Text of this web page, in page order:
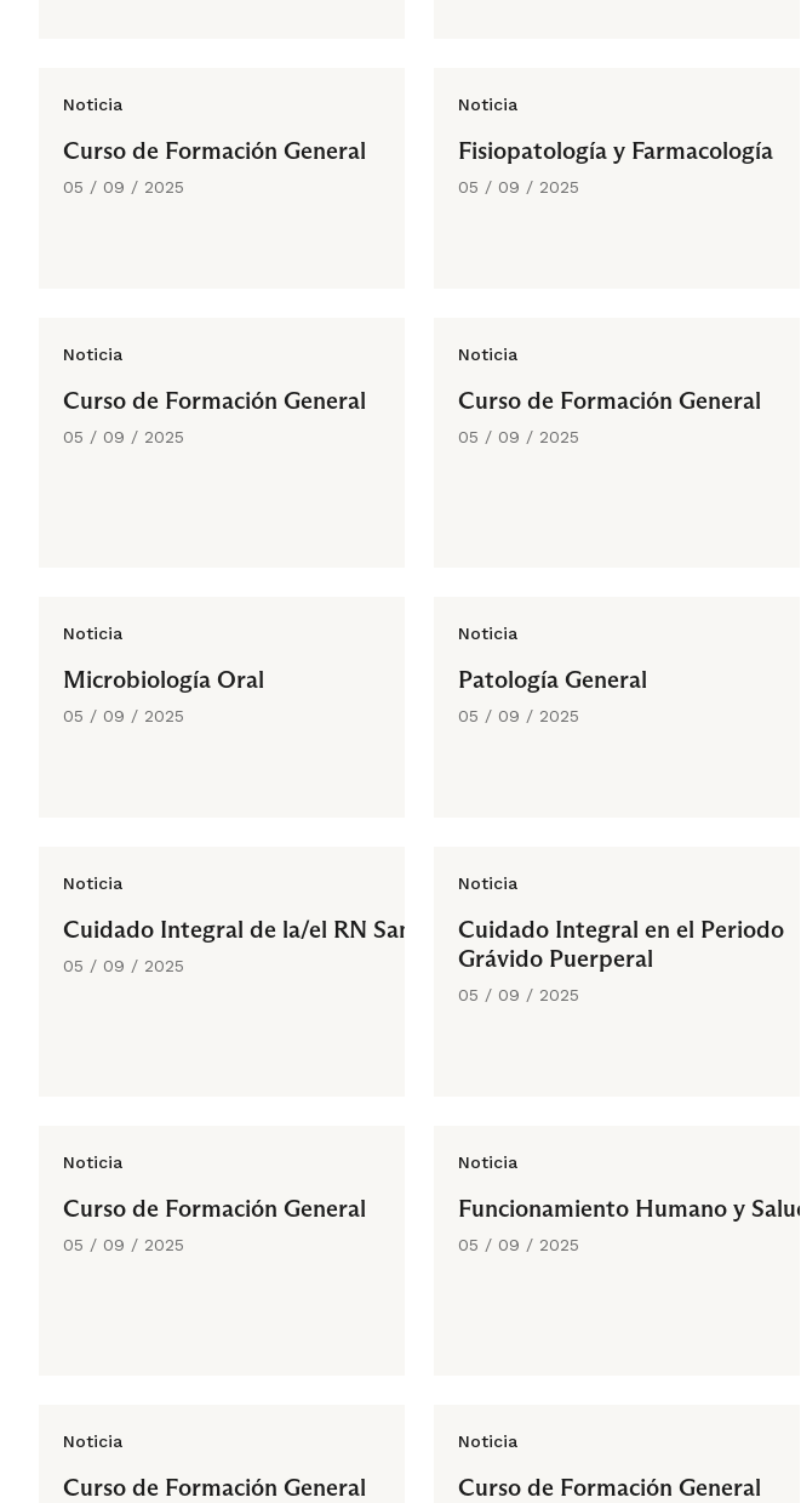
Noticia
Curso de Formación General
05 / 09 / 2025
Noticia
Fisiopatología y Farmacología
05 / 09 / 2025
Noticia
Curso de Formación General
05 / 09 / 2025
Noticia
Curso de Formación General
05 / 09 / 2025
Noticia
Microbiología Oral
05 / 09 / 2025
Noticia
Patología General
05 / 09 / 2025
Noticia
Cuidado Integral de la/el RN Sano
05 / 09 / 2025
Noticia
Cuidado Integral en el Periodo
Grávido Puerperal
05 / 09 / 2025
Noticia
Curso de Formación General
05 / 09 / 2025
Noticia
Funcionamiento Humano y Salud
05 / 09 / 2025
Noticia
Curso de Formación General
Noticia
Curso de Formación General